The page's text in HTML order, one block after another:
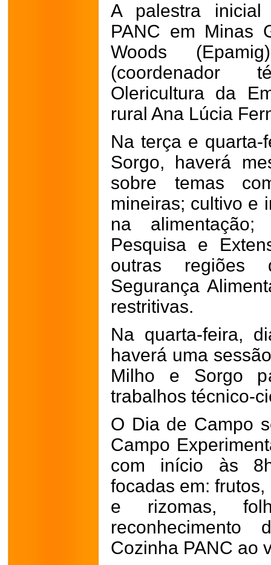
A palestra inicial
PANC em Minas
Woods
(coordenador
Olericultura da
rural Ana Lúcia
Na terça e
Sorgo, haverá
sobre temas
mineiras; cultivo e
na alimentação;
Pesquisa e
outras
Segurança
restritivas.
Na quarta-feira,
haverá uma
Milho e Sorgo
trabalhos técnico-
O Dia de Campo
Campo
com início às
focadas em:
e rizomas,
Cozinha PANC ao